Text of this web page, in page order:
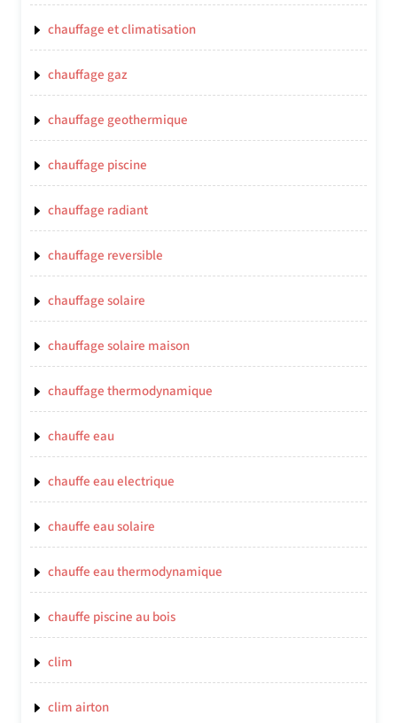
chauffage et climatisation
chauffage gaz
chauffage geothermique
chauffage piscine
chauffage radiant
chauffage reversible
chauffage solaire
chauffage solaire maison
chauffage thermodynamique
chauffe eau
chauffe eau electrique
chauffe eau solaire
chauffe eau thermodynamique
chauffe piscine au bois
clim
clim airton